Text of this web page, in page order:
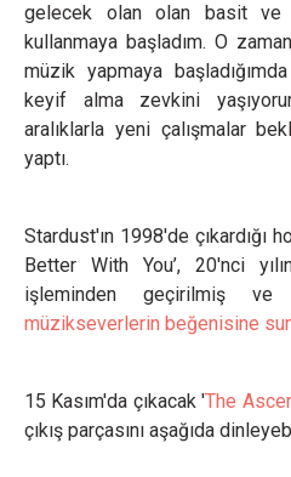
gelecek olan olan basit ve
kullanmaya başladım. O
müzik yapmaya
keyif alma zevkini
aralıklarla yeni çalışmalar
yaptı.
Stardust'ın 1998'de çıkardığı
Better With You’, 20'nci
işleminden geçirilmiş ve
müzikseverlerin beğenisine
15 Kasım'da çıkacak 'The
çıkış parçasını aşağıda